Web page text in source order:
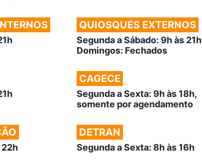
22h
QUIOSQUES EXTERNOS
Segunda a Sábado: 9h às 21h
Domingos: Fechados
CAGECE
Segunda a Sexta: 9h às 18h,
somente por agendamento
DETRAN
Segunda a Sexta: 8h às 16h